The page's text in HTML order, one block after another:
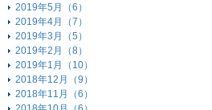
2019年5月（6）
2019年4月（7）
2019年3月（5）
2019年2月（8）
2019年1月（10）
2018年12月（9）
2018年11月（6）